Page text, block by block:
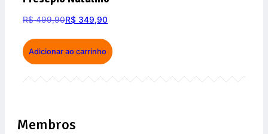
R$499,90R$ 349,90
Adicionar ao carrinho
Membros